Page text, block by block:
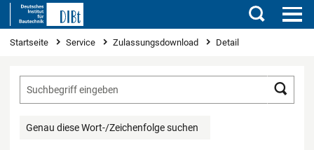
Suchen
Sie sind hier
Startseite Service Zulassungsdownload Detail
Genau diese Wort-/Zeichenfolge suchen